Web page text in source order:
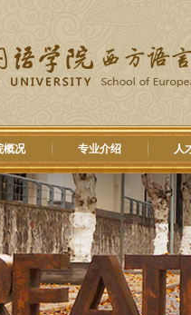
概况 专业介绍 人